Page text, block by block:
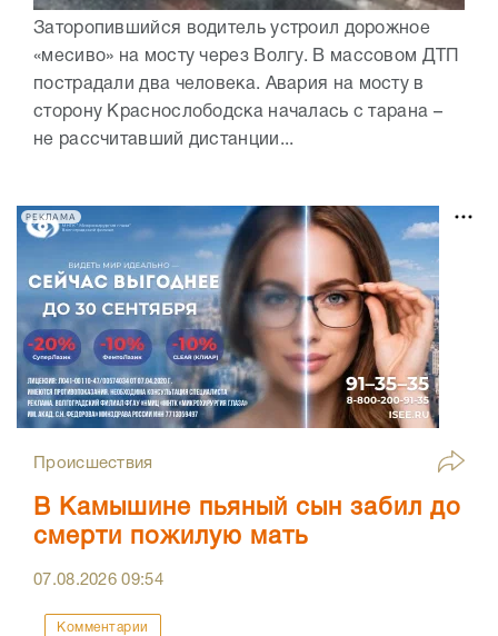
Заторопившийся водитель устроил дорожное
«месиво» на мосту через Волгу. В массовом ДТП
пострадали два человека. Авария на мосту в
сторону Краснослободска началась с тарана –
не рассчитавший дистанции...
РЕКЛАМА
Происшествия
В Камышине пьяный сын забил до
смерти пожилую мать
07.08.202609:54
Комментарии